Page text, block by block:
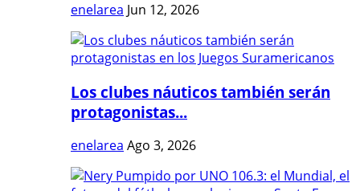
enelarea Jun 12, 2026
Los clubes náuticos también serán
protagonistas...
enelarea Ago 3, 2026